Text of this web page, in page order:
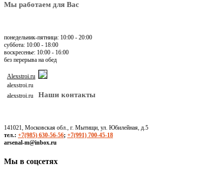
Мы работаем для Вас
понедельник-пятница: 10:00 - 20:00
суббота: 10:00 - 18:00
воскресенье: 10:00 - 16:00
без перерыва на обед
Alexstroi.ru
alexstroi.ru
alexstroi.ru
Наши контакты
141021, Московская обл., г. Мытищи, ул. Юбилейная, д.5
тел.: +7(985) 630-56-56; +7(991) 700-45-18
arsenal-m@inbox.ru
Мы в соцсетях